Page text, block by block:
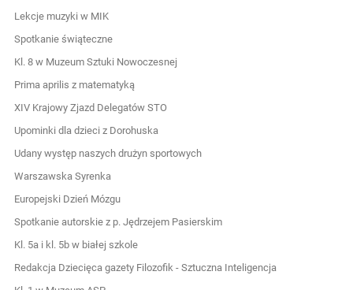
Lekcje muzyki w MIK
Spotkanie świąteczne
Kl. 8 w Muzeum Sztuki Nowoczesnej
Prima aprilis z matematyką
XIV Krajowy Zjazd Delegatów STO
Upominki dla dzieci z Dorohuska
Udany występ naszych drużyn sportowych
Warszawska Syrenka
Europejski Dzień Mózgu
Spotkanie autorskie z p. Jędrzejem Pasierskim
Kl. 5a i kl. 5b w białej szkole
Redakcja Dziecięca gazety Filozofik - Sztuczna Inteligencja